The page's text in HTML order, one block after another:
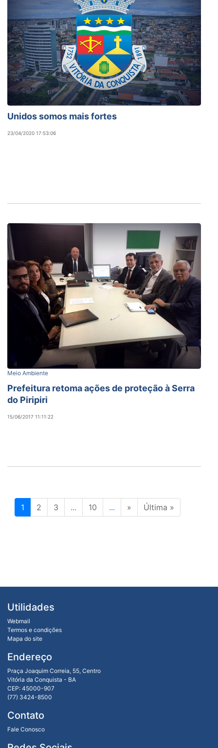
Unidos somos mais fortes
23/04/2020 17:53:06
Meio Ambiente
Prefeitura retoma ações de proteção à Serra
do Piripiri
15/06/2017 11:11:22
1 2 3 ... 10 ... » Última »
Utilidades
Webmail
Termos e condições
Mapa do site
Endereço
Praça Joaquim Correia, 55, Centro
Vitória da Conquista - BA
CEP: 45000-907
(77) 3424-8500
Contato
Fale Conosco